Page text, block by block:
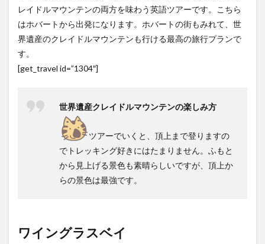
レイドルマウンテンの両方を味わう英語ツアーです。こちら
はホバートから出発になります。ホバートの街もみれて、世
界遺産のクレイドルマウンテンも行ける最高の旅行プランで
す。
[get_travel id=”1304″]
世界遺産クレイドルマウンテンの楽しみ方
ツアーでいくと、頂上まで登りますの
でトレッキング好きにはたまりません。ふもと
から見上げる景色も素晴らしいですが、頂上か
らの景色は最強です。
ワイングラスベイ